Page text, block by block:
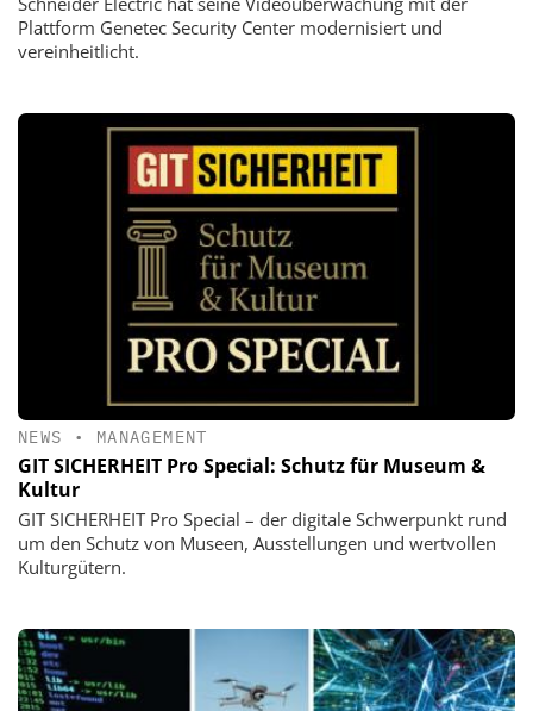
Plattform Genetec Security Center modernisiert und
vereinheitlicht.
NEWS • MANAGEMENT
GIT SICHERHEIT Pro Special: Schutz für Museum &
Kultur
GIT SICHERHEIT Pro Special – der digitale Schwerpunkt rund
um den Schutz von Museen, Ausstellungen und wertvollen
Kulturgütern.